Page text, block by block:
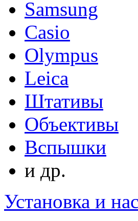
Samsung
Casio
Olympus
Leica
Штативы
Объективы
Вспышки
и др.
Установка и